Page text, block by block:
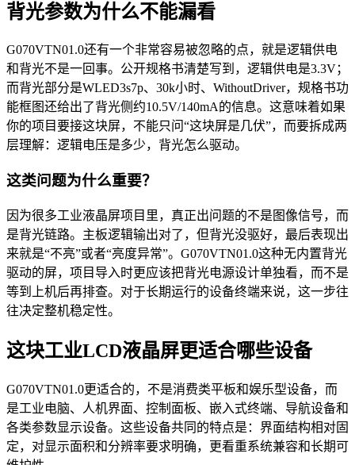
背光参数为什么不能漏看
G070VTN01.0还有一个非常容易被忽略的点，就是逻辑供电
和背光不是一回事。公开规格书清楚写到，逻辑供电是3.3V；
而背光部分是WLED3s7p、30k小时、WithoutDriver，规格书功
能框图还给出了背光侧约10.5V/140mA的信息。这意味着如果
你的项目要接这块屏，不能只问“这块屏是几伏”，而要拆成两
层理解：逻辑电压是多少，背光怎么驱动。
这类问题为什么重要？
因为很多工业液晶屏项目里，真正出问题的不是图像信号，而
是背光链路。主板逻辑输出对了，但背光没驱好，最后表现出
来就是“不亮”或者“亮度异常”。G070VTN01.0这种无内置背光
驱动的屏，项目导入时更应该把背光电源设计单独看，而不是
等到上机后再排查。对于长期运行的设备终端来说，这一步往
往决定整机稳定性。
这块工业LCD液晶屏更适合哪些设备
G070VTN01.0更适合的，不是消费类平板和娱乐型设备，而
是工业电脑、人机界面、控制面板、嵌入式终端、导航设备和
各类参数显示设备。这些设备共同的特点是：界面结构相对固
定，对显示面积和分辨率要求明确，更看重系统兼容和长期可